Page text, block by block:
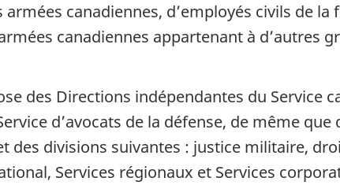
armées canadiennes, d’employés civils de
canadiennes appartenant à d’autres
des Directions indépendantes du Service
d’avocats de la défense, de même que
des divisions suivantes : justice militaire,
Services régionaux et Services